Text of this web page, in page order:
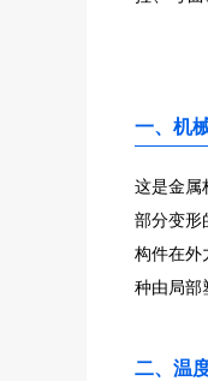
一、机
这是金属
部分变形
构件在外
种由局部
二、温